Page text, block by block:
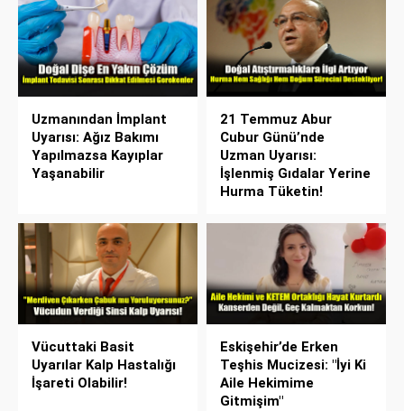
Uzmanından İmplant
Uyarısı: Ağız Bakımı
Yapılmazsa Kayıplar
Yaşanabilir
21 Temmuz Abur
Cubur Günü’nde
Uzman Uyarısı:
İşlenmiş Gıdalar Yerine
Hurma Tüketin!
Vücuttaki Basit
Uyarılar Kalp Hastalığı
İşareti Olabilir!
Eskişehir’de Erken
Teşhis Mucizesi: "İyi Ki
Aile Hekimime
Gitmişim"